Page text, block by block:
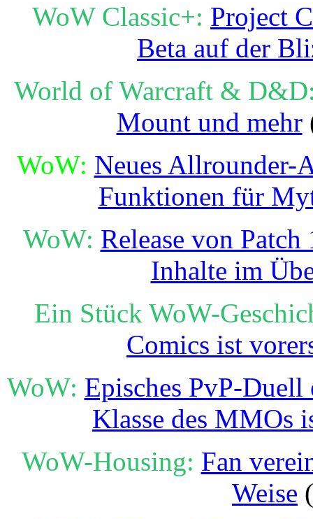
WoW Classic+: Project
Beta auf der
World of Warcraft &
Mount und mehr
WoW: Neues Allrounder-
Funktionen für
WoW: Release von
Inhalte im
Ein Stück WoW-
Comics ist
WoW: Episches PvP-Duell
Klasse des MMOs
WoW-Housing: Fan
Weise